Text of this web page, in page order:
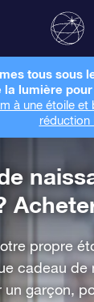
tous sous
la lumière
à une étoile et
réduction
propre
cadeau de
un garçon,